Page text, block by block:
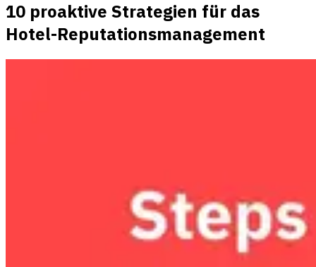
10 proaktive Strategien für das
Hotel-Reputationsmanagement